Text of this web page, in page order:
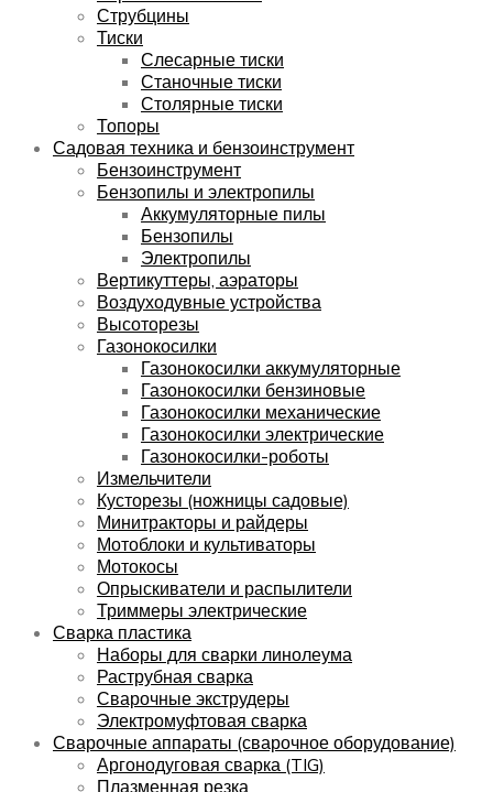
Струбцины
Тиски
Слесарные тиски
Станочные тиски
Столярные тиски
Топоры
Садовая техника и бензоинструмент
Бензоинструмент
Бензопилы и электропилы
Аккумуляторные пилы
Бензопилы
Электропилы
Вертикуттеры, аэраторы
Воздуходувные устройства
Высоторезы
Газонокосилки
Газонокосилки аккумуляторные
Газонокосилки бензиновые
Газонокосилки механические
Газонокосилки электрические
Газонокосилки-роботы
Измельчители
Кусторезы (ножницы садовые)
Минитракторы и райдеры
Мотоблоки и культиваторы
Мотокосы
Опрыскиватели и распылители
Триммеры электрические
Сварка пластика
Наборы для сварки линолеума
Раструбная сварка
Сварочные экструдеры
Электромуфтовая сварка
Сварочные аппараты (сварочное оборудование)
Аргонодуговая сварка (TIG)
Плазменная резка